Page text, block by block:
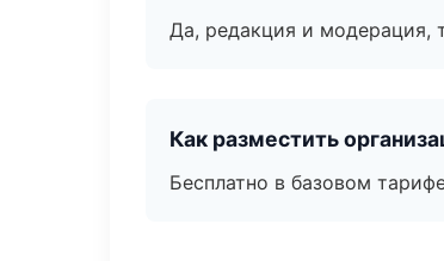
Да, редакция и модерация,
Как разместить
Бесплатно в базовом